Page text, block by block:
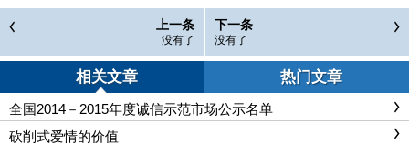
上一条
没有了
下一条
没有了
相关文章 热门文章
全国2014－2015年度诚信示范市场公示名单
砍削式爱情的价值